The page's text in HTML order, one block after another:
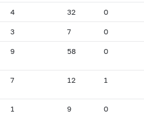
4 32 0
3 7 0
9 58 0
7 12 1
1 9 0